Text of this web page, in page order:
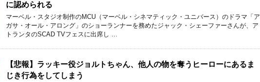
に認められる
マーベル・スタジオ制作のMCU（マーベル・シネマティック・ユニバース）のドラマ「ア
ガサ・オール・アロング」のショーランナーを務めたジャック・シェーファーさんが、ア
トランタのSCAD TVフェスに出席し …
【悲報】ラッキー役ジョルトちゃん、他人の物を奪うヒーローにあるま
じき行為をしてしまう